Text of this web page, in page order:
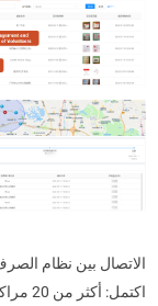
الاتصال بين نظام الصرف الصحي